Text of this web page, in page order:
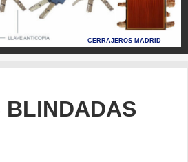
CERRAJEROS MADRID
BLINDADAS